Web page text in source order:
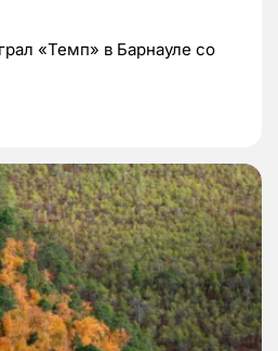
«Темп» в Барнауле со